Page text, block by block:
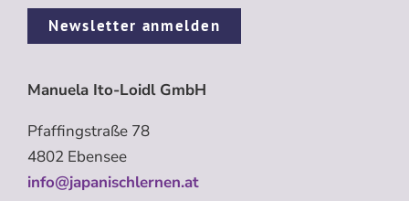
Newsletter anmelden
Manuela Ito-Loidl GmbH
Pfaffingstraße 78
4802 Ebensee
info@japanischlernen.at